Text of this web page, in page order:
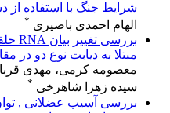
شرایط جنگ با استفاده از
الهام احمدی باصیری *
مبتلا به دیابت نوع دو در
معصومه کرمی، مهدی
سیده زهرا شاهرخی *
بررسی آسیب عضلانی ,